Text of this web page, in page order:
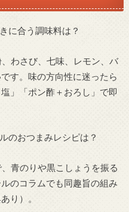
に合う調味料は？
わさび、七味、レモン、バ
す。味の方向性に迷ったら
」「ポン酢＋おろし」で即
のおつまみレシピは？
青のりや黒こしょうを振る
のコラムでも同趣旨の組み
り）。